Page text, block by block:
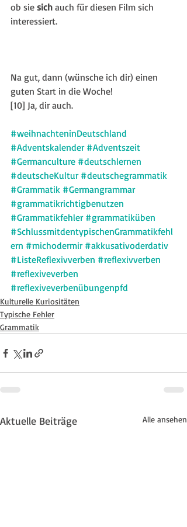
ob sie sich auch für diesen Film sich
interessiert.
Na gut, dann (wünsche ich dir) einen
guten Start in die Woche!
[10] Ja, dir auch.
#weihnachteninDeutschland
#Adventskalender #Adventszeit
#Germanculture #deutschlernen
#deutscheKultur #deutschegrammatik
#Grammatik #Germangrammar
#grammatikrichtigbenutzen
#Grammatikfehler #grammatiküben
#SchlussmitdentypischenGrammatikfehl
ern #michodermir #akkusativoderdativ
#ListeReflexivverben #reflexivverben
#reflexiveverben
#reflexiveverbenübungenpfd
Kulturelle Kuriositäten
Typische Fehler
Grammatik
Aktuelle Beiträge Alle ansehen